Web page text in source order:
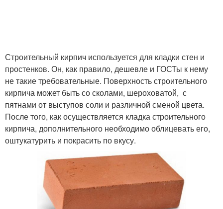
Строительный кирпич используется для кладки стен и
простенков. Он, как правило, дешевле и ГОСТы к нему
не такие требовательные. Поверхность строительного
кирпича может быть со сколами, шероховатой, с
пятнами от выступов соли и различной сменой цвета.
После того, как осуществляется кладка строительного
кирпича, дополнительного необходимо облицевать его,
оштукатурить и покрасить по вкусу.